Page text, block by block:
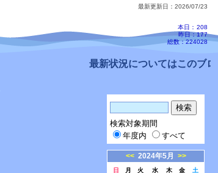
最新更新日：2026/07/23
本日： 208
昨日：177
総数：224028
最新状況についてはこのブロ
検索対象期間
年度内
すべて
<< 2024年5月 >>
日 月 火 水 木 金
土